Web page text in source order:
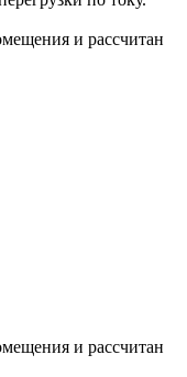
и рассчитан
и рассчитан